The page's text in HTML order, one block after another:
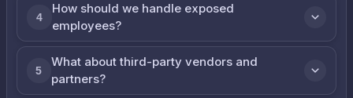
4
How should we handle exposed
employees?
5
What about third-party vendors and
partners?